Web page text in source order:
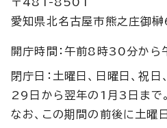
愛知県北名古屋市熊之庄御
開庁時間：午前8時30分か
閉庁日：土曜日、日曜日、祝
29日から翌年の1月3日まで。
なお、この期間の前後に土曜